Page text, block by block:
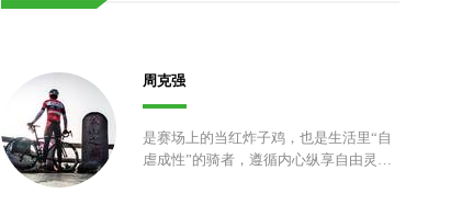
周克强
是赛场上的当红炸子鸡，也是生活里“自
虐成性”的骑者，遵循内心纵享自由灵